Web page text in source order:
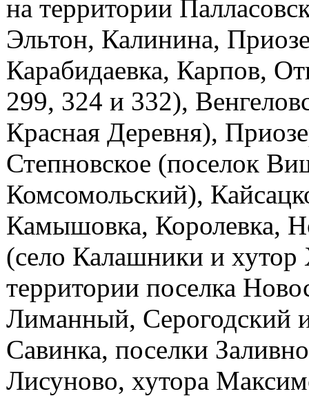
на территории
Эльтон, Калинина,
Карабидаевка, Карпов,
299, 324 и 332),
Красная Деревня),
Степновское (поселок
Комсомольский),
Камышовка, Королевка,
(село Калашники и
территории поселка
Лиманный, Серогодский
Савинка, поселки
Лисуново, хутора